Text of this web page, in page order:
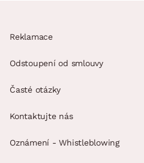
Reklamace
Odstoupení od smlouvy
Časté otázky
Kontaktujte nás
Oznámení - Whistleblowing